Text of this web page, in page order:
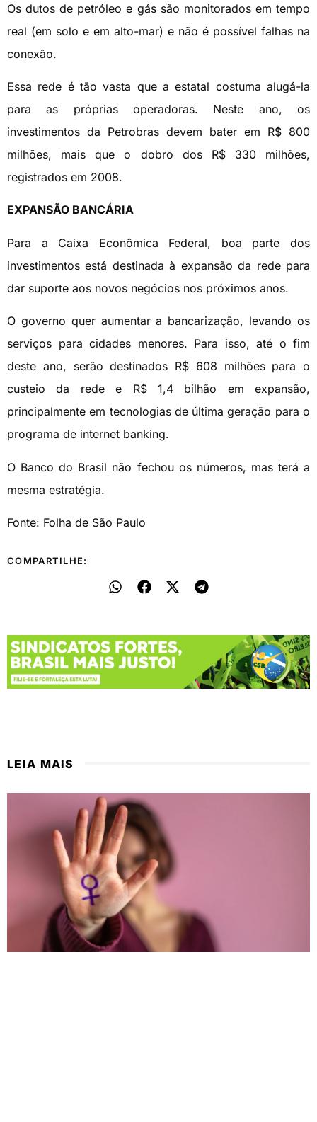
Os dutos de petróleo e gás são monitorados em tempo
real (em solo e em alto-mar) e não é possível falhas na
conexão.
Essa rede é tão vasta que a estatal costuma alugá-la
para as próprias operadoras. Neste ano, os
investimentos da Petrobras devem bater em R$ 800
milhões, mais que o dobro dos R$ 330 milhões,
registrados em 2008.
EXPANSÃO BANCÁRIA
Para a Caixa Econômica Federal, boa parte dos
investimentos está destinada à expansão da rede para
dar suporte aos novos negócios nos próximos anos.
O governo quer aumentar a bancarização, levando os
serviços para cidades menores. Para isso, até o fim
deste ano, serão destinados R$ 608 milhões para o
custeio da rede e R$ 1,4 bilhão em expansão,
principalmente em tecnologias de última geração para o
programa de internet banking.
O Banco do Brasil não fechou os números, mas terá a
mesma estratégia.
Fonte: Folha de São Paulo
COMPARTILHE:
LEIA MAIS